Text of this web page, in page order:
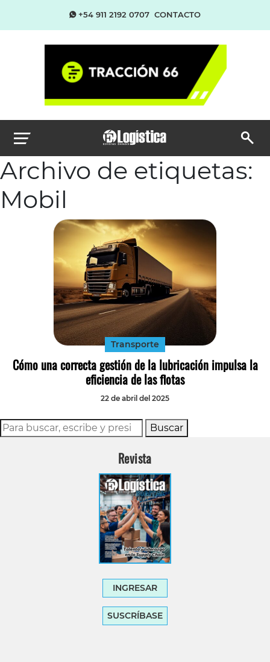
+54 911 2192 0707 CONTACTO
Archivo de etiquetas:
Mobil
Transporte
Cómo una correcta gestión de la lubricación impulsa la
eficiencia de las flotas
22 de abril del 2025
Buscar
Revista
INGRESAR
SUSCRÍBASE